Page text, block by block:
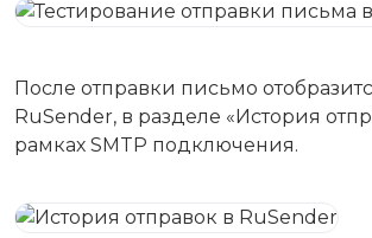
После отправки письмо
RuSender, в разделе «История
рамках SMTP подключения.